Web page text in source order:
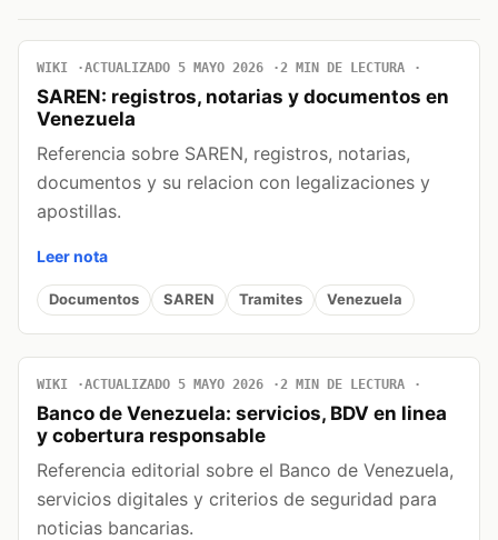
WIKI ACTUALIZADO 5 MAYO 2026 2 MIN DE LECTURA
SAREN: registros, notarias y documentos en
Venezuela
Referencia sobre SAREN, registros, notarias,
documentos y su relacion con legalizaciones y
apostillas.
Leer nota
Documentos SAREN Tramites Venezuela
WIKI ACTUALIZADO 5 MAYO 2026 2 MIN DE LECTURA
Banco de Venezuela: servicios, BDV en linea
y cobertura responsable
Referencia editorial sobre el Banco de Venezuela,
servicios digitales y criterios de seguridad para
noticias bancarias.